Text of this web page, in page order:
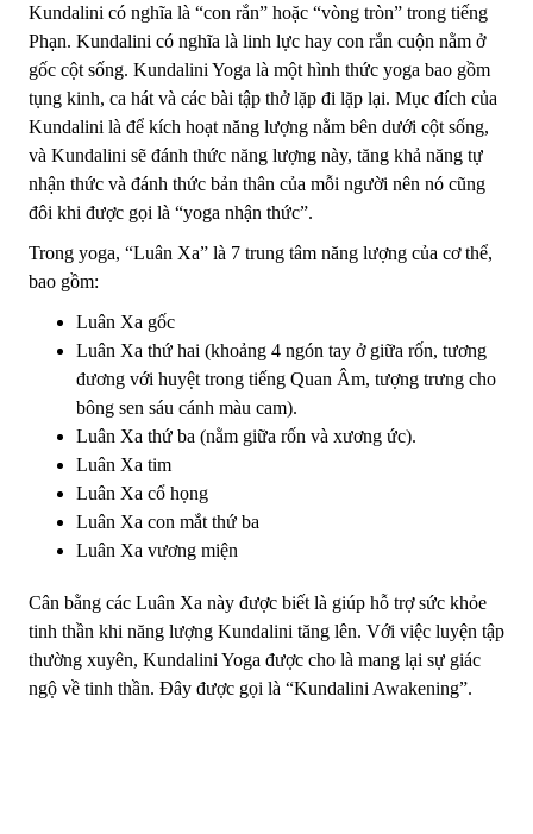
Kundalini có nghĩa là “con rắn” hoặc “vòng tròn” trong tiếng
Phạn. Kundalini có nghĩa là linh lực hay con rắn cuộn nằm ở
gốc cột sống. Kundalini Yoga là một hình thức yoga bao gồm
tụng kinh, ca hát và các bài tập thở lặp đi lặp lại. Mục đích của
Kundalini là để kích hoạt năng lượng nằm bên dưới cột sống,
và Kundalini sẽ đánh thức năng lượng này, tăng khả năng tự
nhận thức và đánh thức bản thân của mỗi người nên nó cũng
đôi khi được gọi là “yoga nhận thức”.
Trong yoga, “Luân Xa” là 7 trung tâm năng lượng của cơ thể,
bao gồm:
Luân Xa gốc
Luân Xa thứ hai (khoảng 4 ngón tay ở giữa rốn, tương
đương với huyệt trong tiếng Quan Âm, tượng trưng cho
bông sen sáu cánh màu cam).
Luân Xa thứ ba (nằm giữa rốn và xương ức).
Luân Xa tim
Luân Xa cổ họng
Luân Xa con mắt thứ ba
Luân Xa vương miện
Cân bằng các Luân Xa này được biết là giúp hỗ trợ sức khỏe
tinh thần khi năng lượng Kundalini tăng lên. Với việc luyện tập
thường xuyên, Kundalini Yoga được cho là mang lại sự giác
ngộ về tinh thần. Đây được gọi là “Kundalini Awakening”.